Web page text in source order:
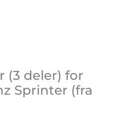
(3 deler) for
Sprinter (fra